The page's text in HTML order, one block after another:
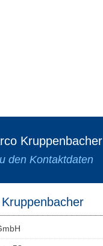
Kruppenbacher
den Kontaktdaten